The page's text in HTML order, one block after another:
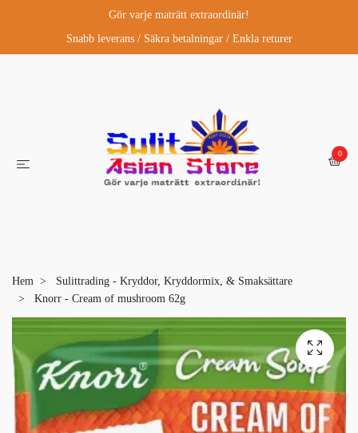
Gör varje maträtt extraordinär!
Snabb leverans / Säkra betalningar / Enkla returer
0
Hem
Sulittrading - Kryddor, Kryddormix, & Smaksättare
Knorr - Cream of mushroom 62g